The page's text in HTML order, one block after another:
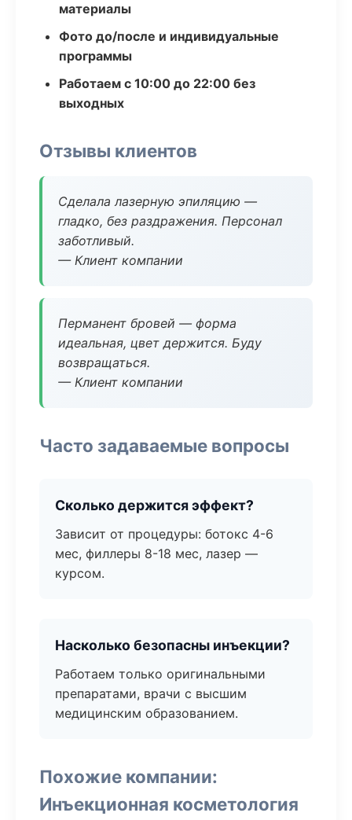
материалы
Фото до/после и индивидуальные
программы
Работаем с 10:00 до 22:00 без
выходных
Отзывы клиентов
Сделала лазерную эпиляцию —
гладко, без раздражения. Персонал
заботливый.
— Клиент компании
Перманент бровей — форма
идеальная, цвет держится. Буду
возвращаться.
— Клиент компании
Часто задаваемые вопросы
Сколько держится эффект?
Зависит от процедуры: ботокс 4-6
мес, филлеры 8-18 мес, лазер —
курсом.
Насколько безопасны инъекции?
Работаем только оригинальными
препаратами, врачи с высшим
медицинским образованием.
Похожие компании:
Инъекционная косметология